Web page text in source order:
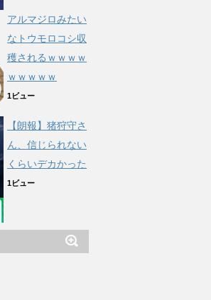
アルマジロみたい
なトウモロコシ収
穫されるｗｗｗｗ
ｗｗｗｗｗ
1ビュー
【朗報】猪狩守さ
ん、信じられない
くらいデカかった
1ビュー